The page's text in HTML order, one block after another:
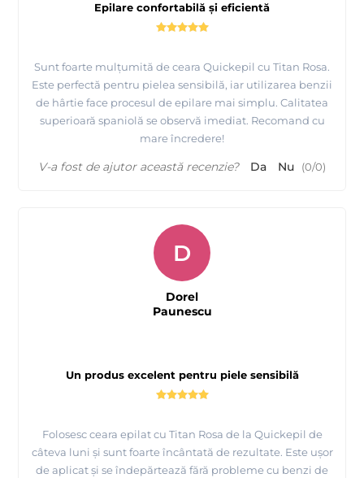
Epilare confortabilă și eficientă
Sunt foarte mulțumită de ceara Quickepil cu Titan Rosa.
Este perfectă pentru pielea sensibilă, iar utilizarea benzii
de hârtie face procesul de epilare mai simplu. Calitatea
superioară spaniolă se observă imediat. Recomand cu
mare încredere!
V-a fost de ajutor această recenzie? Da Nu (0/0)
Un produs excelent pentru piele sensibilă
Folosesc ceara epilat cu Titan Rosa de la Quickepil de
câteva luni și sunt foarte încântată de rezultate. Este ușor
de aplicat și se îndepărtează fără probleme cu benzi de
D
Dorel
Paunescu